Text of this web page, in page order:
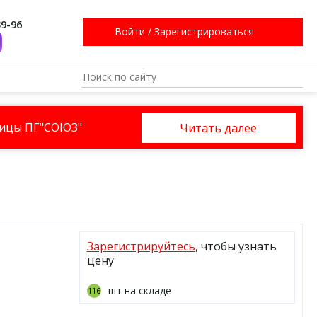
96
Войти / Зарегистрироваться
ПГ"СОЮЗ" Читать далее
Зарегистрируйтесь, чтобы узнать
цену
116 шт на складе